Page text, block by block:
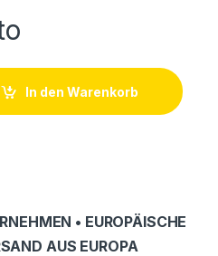
In den Warenkorb
• EUROPÄISCHE
AUS EUROPA